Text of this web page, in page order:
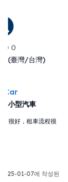
ＯＯ
(臺灣/台灣)
Car
小型汽車
很好，租車流程很
2025-01-07에 작성된